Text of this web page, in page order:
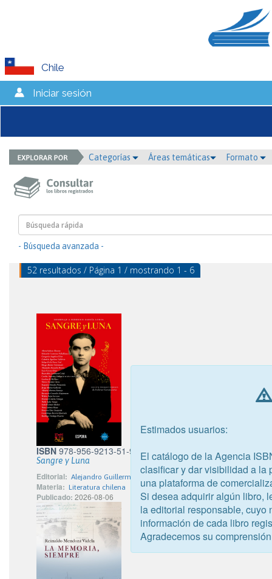
Chile
Iniciar sesión
Categorías Áreas temáticas Formato
- Búsqueda avanzada -
52 resultados / Página 1 / mostrando 1 - 6
ISBN 978-956-9213-51-9
Sangre y Luna
Editorial: Alejandro Guillermo Muñoz Villarroel - Espora Ediciones
Materia: Literatura chilena
Publicado: 2026-08-06
Estimados usuarios:
El catálogo de la Agencia
clasificar y dar visibilidad a la
una plataforma de
Si desea adquirir algún libro,
la editorial responsable, cuyo
información de cada libro
Agradecemos su